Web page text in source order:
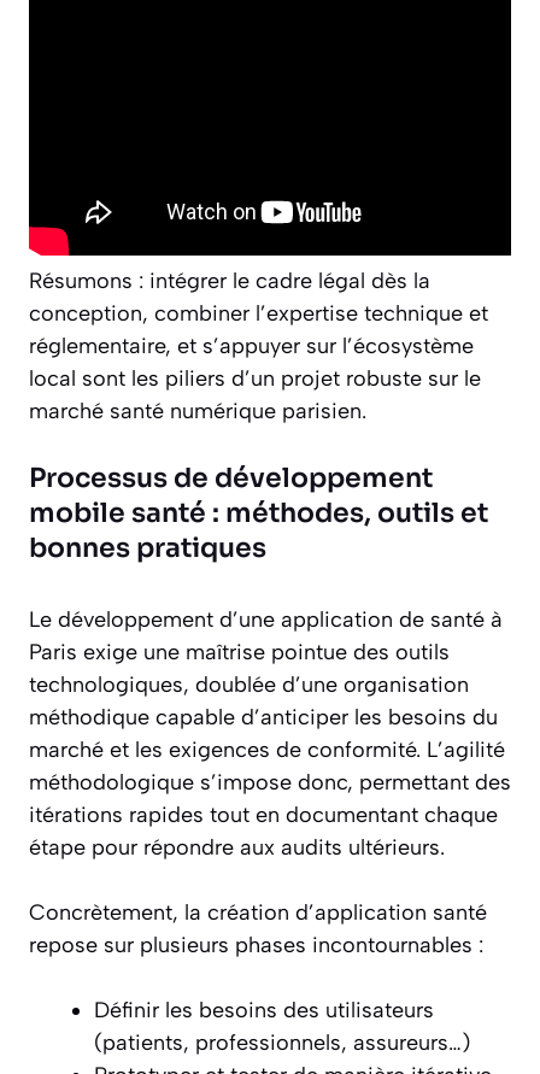
Résumons : intégrer le cadre légal dès la
conception, combiner l’expertise technique et
réglementaire, et s’appuyer sur l’écosystème
local sont les piliers d’un projet robuste sur le
marché santé numérique parisien.
Processus de développement
mobile santé : méthodes, outils et
bonnes pratiques
Le développement d’une application de santé à
Paris exige une maîtrise pointue des outils
technologiques, doublée d’une organisation
méthodique capable d’anticiper les besoins du
marché et les exigences de conformité. L’agilité
méthodologique s’impose donc, permettant des
itérations rapides tout en documentant chaque
étape pour répondre aux audits ultérieurs.
Concrètement, la création d’application santé
repose sur plusieurs phases incontournables :
Définir les besoins des utilisateurs
(patients, professionnels, assureurs…)